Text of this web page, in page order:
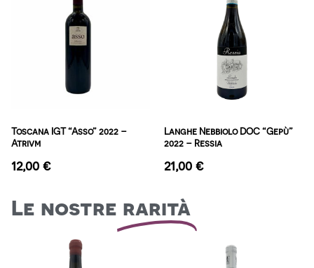
Toscana IGT “Asso” 2022 –
Atrivm
12,00 €
Langhe Nebbiolo DOC “Gepù”
2022 – Ressia
21,00 €
Le nostre rarità